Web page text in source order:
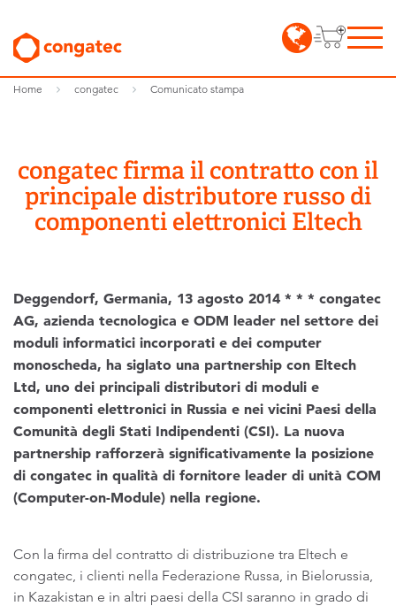
Home congatec Comunicato stampa
congatec firma il contratto con il
principale distributore russo di
componenti elettronici Eltech
Deggendorf, Germania, 13 agosto 2014 * * * congatec
AG, azienda tecnologica e ODM leader nel settore dei
moduli informatici incorporati e dei computer
monoscheda, ha siglato una partnership con Eltech
Ltd, uno dei principali distributori di moduli e
componenti elettronici in Russia e nei vicini Paesi della
Comunità degli Stati Indipendenti (CSI). La nuova
partnership rafforzerà significativamente la posizione
di congatec in qualità di fornitore leader di unità COM
(Computer-on-Module) nella regione.
Con la firma del contratto di distribuzione tra Eltech e
congatec, i clienti nella Federazione Russa, in Bielorussia,
in Kazakistan e in altri paesi della CSI saranno in grado di